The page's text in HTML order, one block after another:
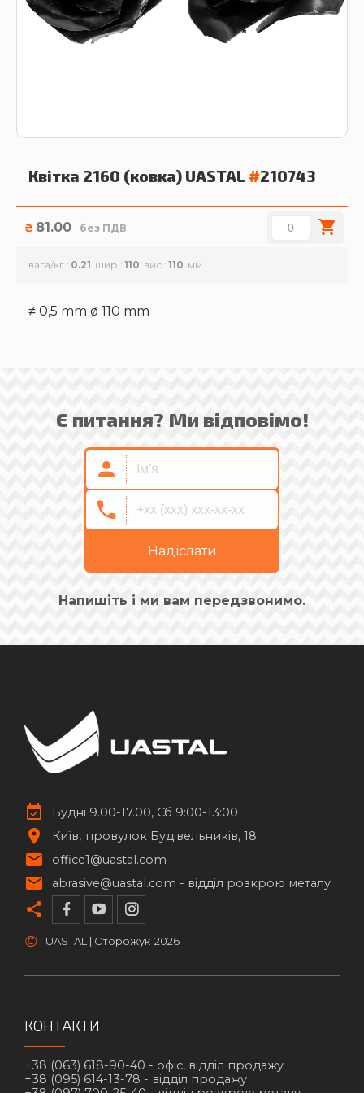
Квітка 2160 (ковка) UASTAL #210743
₴ 81.00 без ПДВ
вага/кг. 0.21 шир. 110 вис. 110
≠ 0,5 mm ø 110 mm
Є питання? Ми відповімо!
Надіслати
Напишіть і ми вам передзвонимо.
Будні 9.00-17.00, Сб 9:00-13:00
Київ
провулок Будівельників, 18
office1@uastal.com
abrasive@uastal.com - відділ розкрою металу
© UASTAL | Сторожук 2026
КОНТАКТИ
+38 (063) 618-90-40 - офіс, відділ продажу
+38 (095) 614-13-78 - відділ продажу